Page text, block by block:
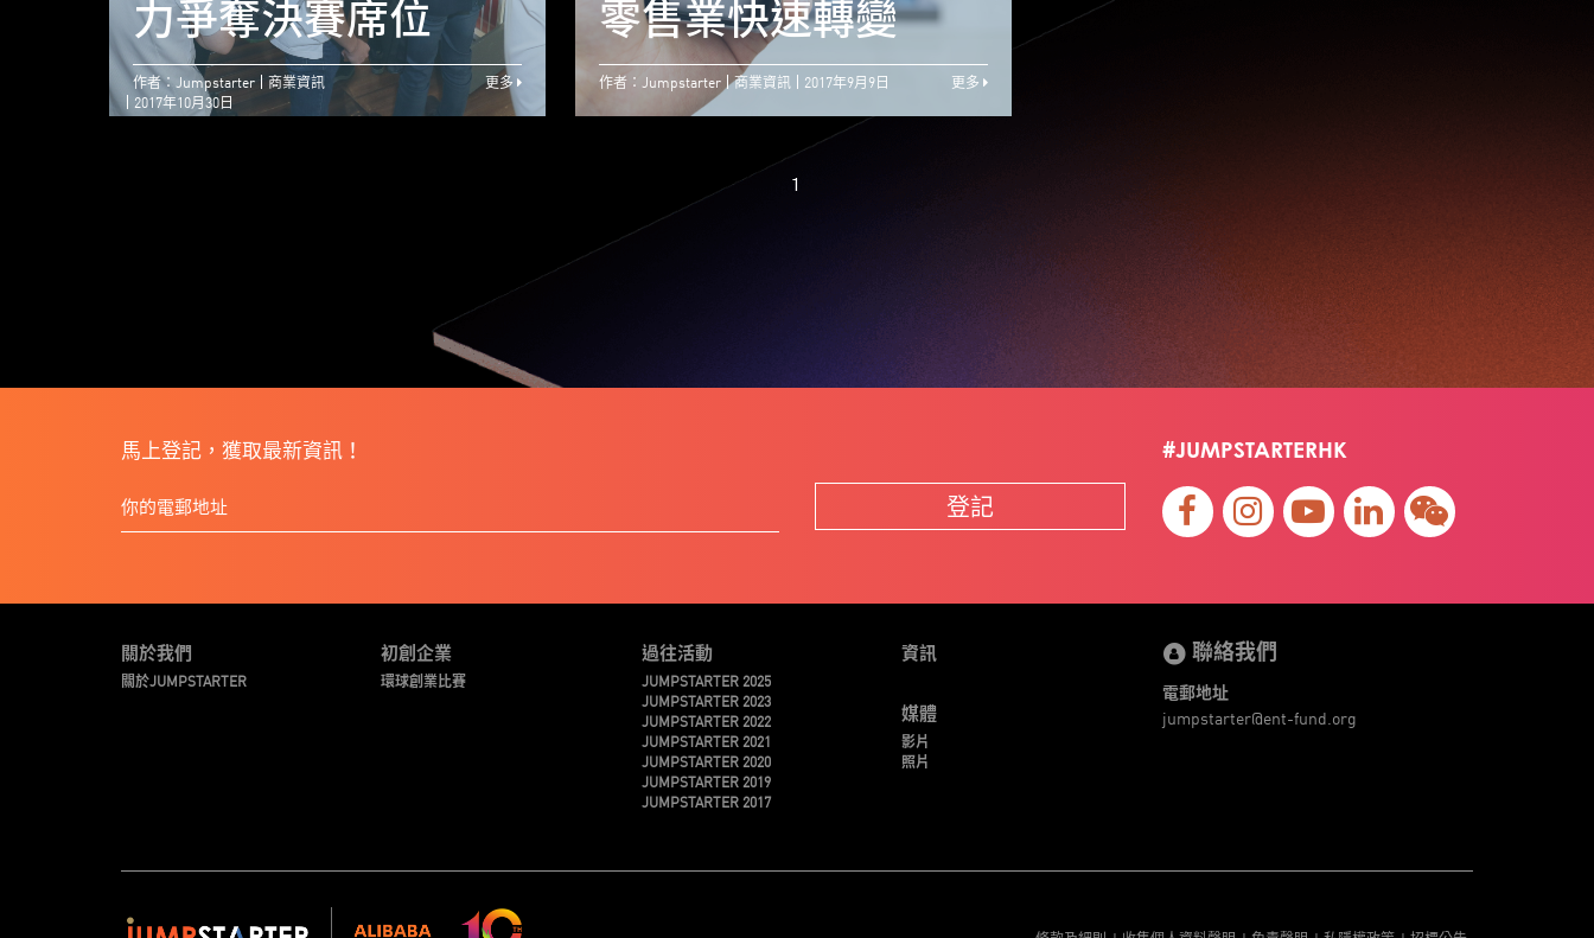
力爭奪決賽席位
力爭奪決賽席位
作者：Jumpstarter
商業資訊
2017年10月30日
更多
零售業快速轉變
零售業快速轉變
作者：Jumpstarter 商業資訊 2017年9月9日 更多
1
馬上登記，獲取最新資訊！
登記
#JUMPSTARTERHK
關於我們
關於JUMPSTARTER
初創企業
環球創業比賽
過往活動
JUMPSTARTER 2025
JUMPSTARTER 2023
JUMPSTARTER 2022
JUMPSTARTER 2021
JUMPSTARTER 2020
JUMPSTARTER 2019
JUMPSTARTER 2017
資訊
媒體
影片
照片
聯絡我們
電郵地址
jumpstarter@ent-fund.org